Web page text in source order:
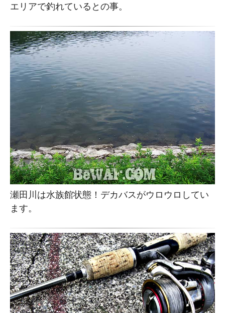
エリアで釣れているとの事。
瀬田川は水族館状態！デカバスがウロウロしてい
ます。